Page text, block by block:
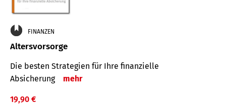
FINANZEN
Altersvorsorge
Die besten Strategien für Ihre finanzielle
Absicherung
mehr
19,90 €